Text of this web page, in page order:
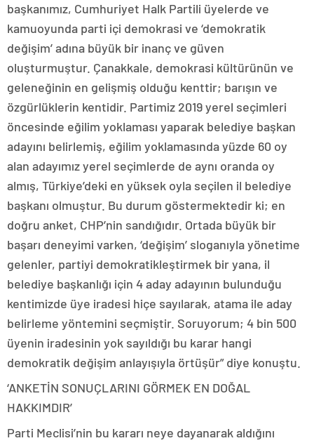
başkanımız, Cumhuriyet Halk Partili üyelerde ve
kamuoyunda parti içi demokrasi ve ‘demokratik
değişim’ adına büyük bir inanç ve güven
oluşturmuştur. Çanakkale, demokrasi kültürünün ve
geleneğinin en gelişmiş olduğu kenttir; barışın ve
özgürlüklerin kentidir. Partimiz 2019 yerel seçimleri
öncesinde eğilim yoklaması yaparak belediye başkan
adayını belirlemiş, eğilim yoklamasında yüzde 60 oy
alan adayımız yerel seçimlerde de aynı oranda oy
almış, Türkiye’deki en yüksek oyla seçilen il belediye
başkanı olmuştur. Bu durum göstermektedir ki; en
doğru anket, CHP’nin sandığıdır. Ortada büyük bir
başarı deneyimi varken, ‘değişim’ sloganıyla yönetime
gelenler, partiyi demokratikleştirmek bir yana, il
belediye başkanlığı için 4 aday adayının bulunduğu
kentimizde üye iradesi hiçe sayılarak, atama ile aday
belirleme yöntemini seçmiştir. Soruyorum; 4 bin 500
üyenin iradesinin yok sayıldığı bu karar hangi
demokratik değişim anlayışıyla örtüşür” diye konuştu.
‘ANKETİN SONUÇLARINI GÖRMEK EN DOĞAL
HAKKIMDIR’
Parti Meclisi’nin bu kararı neye dayanarak aldığını